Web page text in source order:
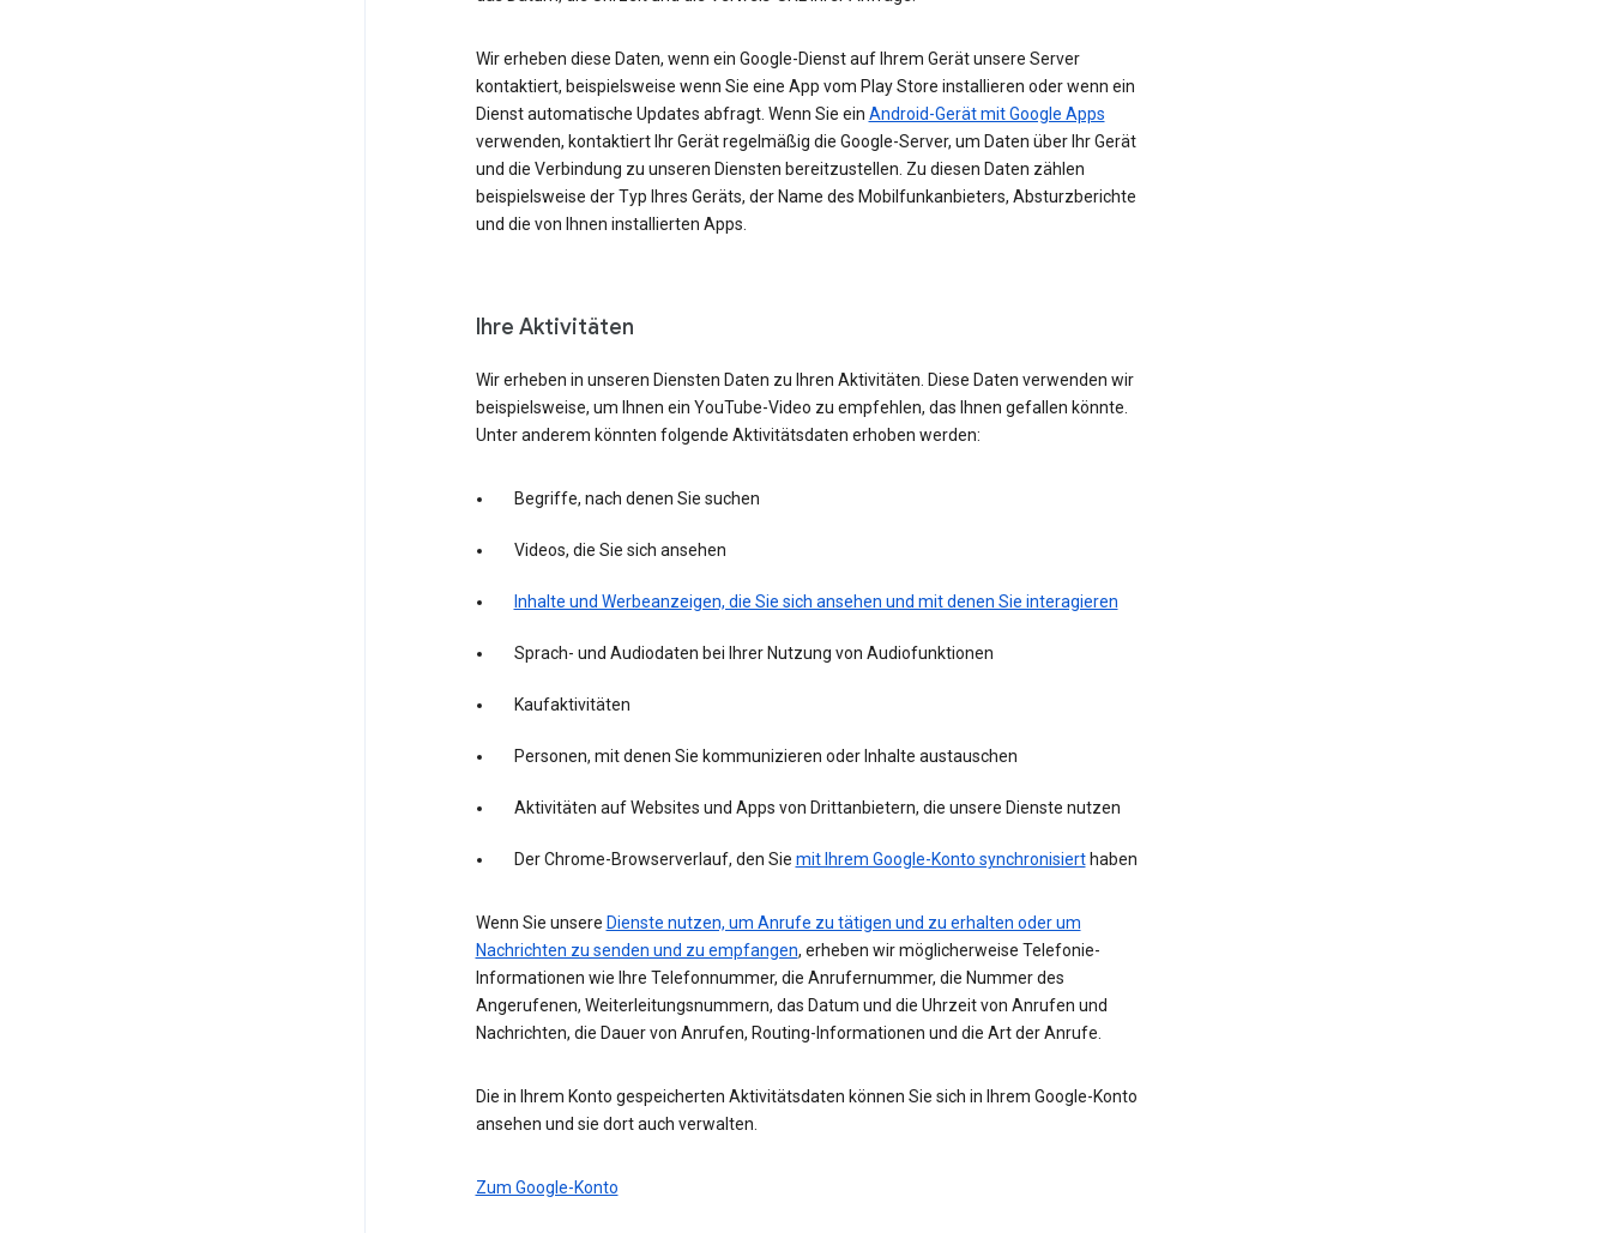
Wir erheben diese Daten, wenn ein Google-Dienst auf Ihrem Gerät unsere Server
kontaktiert, beispielsweise wenn Sie eine App vom Play Store installieren oder wenn ein
Dienst automatische Updates abfragt. Wenn Sie ein Android-Gerät mit Google Apps
verwenden, kontaktiert Ihr Gerät regelmäßig die Google-Server, um Daten über Ihr Gerät
und die Verbindung zu unseren Diensten bereitzustellen. Zu diesen Daten zählen
beispielsweise der Typ Ihres Geräts, der Name des Mobilfunkanbieters, Absturzberichte
und die von Ihnen installierten Apps.
Ihre Aktivitäten
Wir erheben in unseren Diensten Daten zu Ihren Aktivitäten. Diese Daten verwenden wir
beispielsweise, um Ihnen ein YouTube-Video zu empfehlen, das Ihnen gefallen könnte.
Unter anderem könnten folgende Aktivitätsdaten erhoben werden:
Begriffe, nach denen Sie suchen
Videos, die Sie sich ansehen
Inhalte und Werbeanzeigen, die Sie sich ansehen und mit denen Sie interagieren
Sprach- und Audiodaten bei Ihrer Nutzung von Audiofunktionen
Kaufaktivitäten
Personen, mit denen Sie kommunizieren oder Inhalte austauschen
Aktivitäten auf Websites und Apps von Drittanbietern, die unsere Dienste nutzen
Der Chrome-Browserverlauf, den Sie mit Ihrem Google-Konto synchronisierthaben
Wenn Sie unsere Dienste nutzen, um Anrufe zu tätigen und zu erhalten oder um
Nachrichten zu senden und zu empfangen, erheben wir möglicherweise Telefonie-
Informationen wie Ihre Telefonnummer, die Anrufernummer, die Nummer des
Angerufenen, Weiterleitungsnummern, das Datum und die Uhrzeit von Anrufen und
Nachrichten, die Dauer von Anrufen, Routing-Informationen und die Art der Anrufe.
Die in Ihrem Konto gespeicherten Aktivitätsdaten können Sie sich in Ihrem Google-Konto
ansehen und sie dort auch verwalten.
Zum Google-Konto